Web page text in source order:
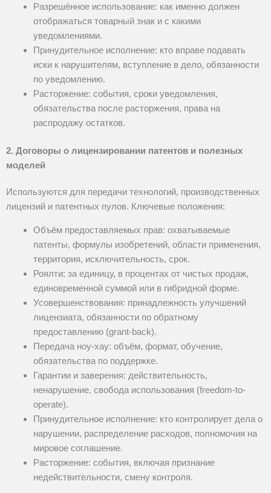
Разрешённое использование: как именно должен
отображаться товарный знак и с какими
уведомлениями.
Принудительное исполнение: кто вправе подавать
иски к нарушителям, вступление в дело, обязанности
по уведомлению.
Расторжение: события, сроки уведомления,
обязательства после расторжения, права на
распродажу остатков.
2. Договоры о лицензировании патентов и полезных
моделей
Используются для передачи технологий, производственных
лицензий и патентных пулов. Ключевые положения:
Объём предоставляемых прав: охватываемые
патенты, формулы изобретений, области применения,
территория, исключительность, срок.
Роялти: за единицу, в процентах от чистых продаж,
единовременной суммой или в гибридной форме.
Усовершенствования: принадлежность улучшений
лицензиата, обязанности по обратному
предоставлению (grant-back).
Передача ноу-хау: объём, формат, обучение,
обязательства по поддержке.
Гарантии и заверения: действительность,
ненарушение, свобода использования (freedom-to-
operate).
Принудительное исполнение: кто контролирует дела о
нарушении, распределение расходов, полномочия на
мировое соглашение.
Расторжение: события, включая признание
недействительности, смену контроля.